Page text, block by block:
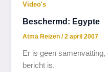
Video's
Beschermd: Egypte
Atma Reizen/2 april 2007
Er is geen
bericht is.